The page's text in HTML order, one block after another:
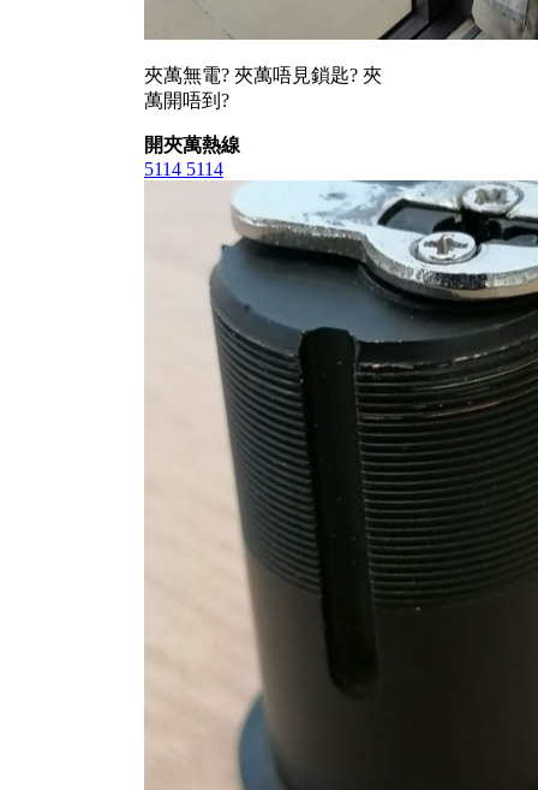
夾萬無電? 夾萬唔見鎖匙? 夾
萬開唔到?
開夾萬熱線
5114 5114